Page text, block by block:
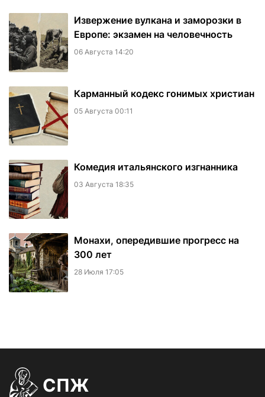
Извержение вулкана и заморозки в
Европе: экзамен на человечность
06 Августа 14:20
Карманный кодекс гонимых христиан
05 Августа 00:11
Комедия итальянского изгнанника
03 Августа 18:35
Монахи, опередившие прогресс на
300 лет
28 Июля 17:05
СПЖ